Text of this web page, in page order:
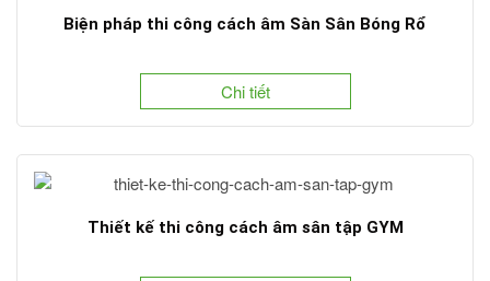
Biện pháp thi công cách âm Sàn Sân Bóng Rổ
Chi tiết
Thiết kế thi công cách âm sân tập GYM